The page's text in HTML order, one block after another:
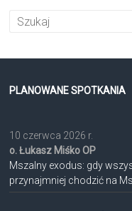
PLANOWANE SPOTKANIA
10 czerwca 2026 r.
o. Łukasz Miśko OP
Mszalny exodus: gdy
przynajmniej chodzić na